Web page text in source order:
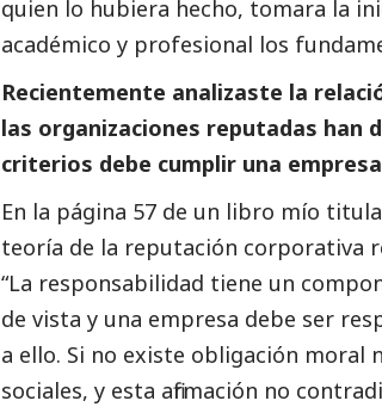
quien lo hubiera hecho, tomara la
académico y profesional los
Recientemente analizaste la
las organizaciones reputadas han
criterios debe cumplir una
En la página 57 de un libro mío
teoría de la reputación corporativa
“La responsabilidad tiene un
de vista y una empresa debe ser
a ello. Si no existe obligación moral
sociales, y esta afirmación no